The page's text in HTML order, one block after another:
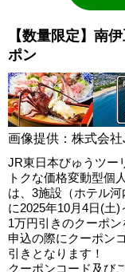
【数量限定】南
ポン
画像提供：株式会
JR東日本びゅうツー
トクな価格変動型個
は、3施設（ホテル
に2025年10月4日(土
1万円引きのクーポン
申込の際にクーポン
引きとなります！
クーポンコード及び